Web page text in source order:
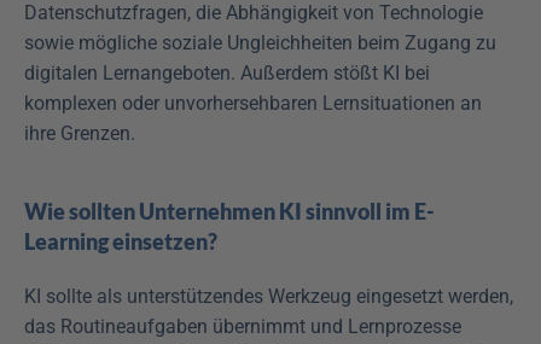
Datenschutzfragen, die Abhängigkeit von Technologie
sowie mögliche soziale Ungleichheiten beim Zugang zu
digitalen Lernangeboten. Außerdem stößt KI bei
komplexen oder unvorhersehbaren Lernsituationen an
ihre Grenzen.
Wie sollten Unternehmen KI sinnvoll im E-
Learning einsetzen?
KI sollte als unterstützendes Werkzeug eingesetzt werden,
das Routineaufgaben übernimmt und Lernprozesse